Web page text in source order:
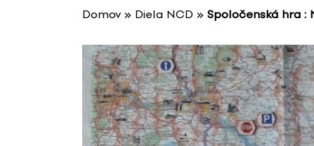
Domov » Diela NCD » Spoločenská hra :